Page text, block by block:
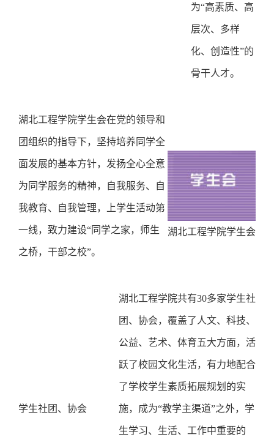
为“高素质、高
层次、多样
化、创造性”的
骨干人才。
湖北工程学院学生会在党的领导和
团组织的指导下，坚持培养同学全
面发展的基本方针，发扬全心全意
为同学服务的精神，自我服务、自
我教育、自我管理，上学生活动第
一线，致力建设“同学之家，师生
之桥，干部之校”。
湖北工程学院学生会
学生社团、协会
湖北工程学院共有30多家学生社
团、协会，覆盖了人文、科技、
公益、艺术、体育五大方面，活
跃了校园文化生活，有力地配合
了学校学生素质拓展规划的实
施，成为“教学主渠道”之外，学
生学习、生活、工作中重要的